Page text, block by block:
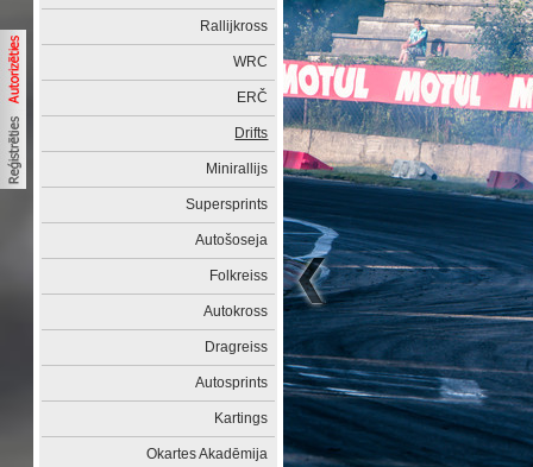
Rallijkross
WRC
ERČ
Drifts
Minirallijs
Supersprints
Autošoseja
Folkreiss
Autokross
Dragreiss
Autosprints
Kartings
Okartes Akadēmija